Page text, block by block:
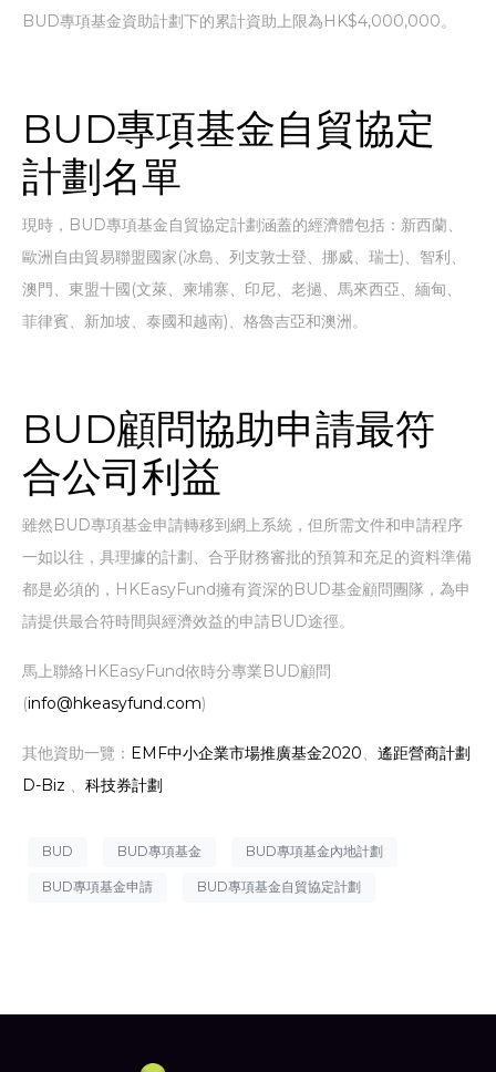
BUD專項基金資助計劃下的累計資助上限為HK$4,000,000。
BUD專項基金自貿協定
計劃名單
現時，BUD專項基金自貿協定計劃涵蓋的經濟體包括：新西蘭、
歐洲自由貿易聯盟國家(冰島、列支敦士登、挪威、瑞士)、智利、
澳門、東盟十國(文萊、柬埔寨、印尼、老撾、馬來西亞、緬甸、
菲律賓、新加坡、泰國和越南)、格魯吉亞和澳洲。
BUD顧問協助申請最符
合公司利益
雖然BUD專項基金申請轉移到網上系統，但所需文件和申請程序
一如以往，具理據的計劃、合乎財務審批的預算和充足的資料準備
都是必須的，HKEasyFund擁有資深的BUD基金顧問團隊，為申
請提供最合符時間與經濟效益的申請BUD途徑。
馬上聯絡HKEasyFund依時分專業BUD顧問
(info@hkeasyfund.com)
其他資助一覽： EMF中小企業市場推廣基金2020、 遙距營商計劃
D-Biz 、 科技券計劃
BUD BUD專項基金 BUD專項基金內地計劃
BUD專項基金申請 BUD專項基金自貿協定計劃